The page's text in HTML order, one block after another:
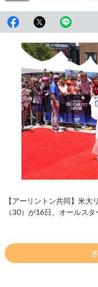
【アーリントン共同】米
（30）が16日、オールス